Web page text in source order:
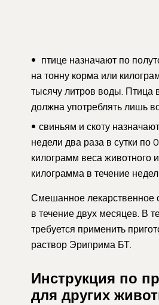
птице назначают по
на тонну корма или
тысячу литров воды. Птица
должна употреблять лишь
свиньям и скоту
недели два раза в сутки по
килограмм веса животного
килограмма в течение
Смешанное лекарственное
в течение двух месяцев. В
требуется применить
раствор Эриприма БТ.
Инструкция по
для других